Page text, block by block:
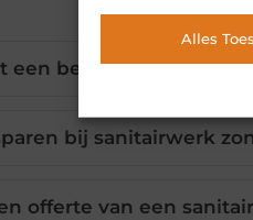
Alles
een betrouwbare
bij sanitairwerk
offerte van een